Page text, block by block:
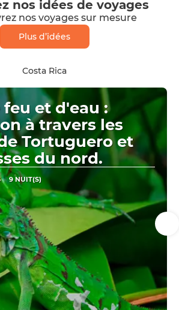
nos idées de voyages
nos voyages sur mesure
Plus d’idées
Costa Rica
feu et d'eau :
à travers les
Tortuguero et
du nord.
9 NUIT(S)